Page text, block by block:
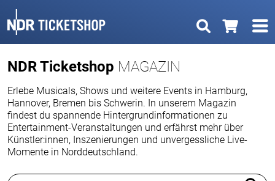
NDR Ticketshop MAGAZIN
Erlebe Musicals, Shows und weitere Events in Hamburg,
Hannover, Bremen bis Schwerin. In unserem Magazin
findest du spannende Hintergrundinformationen zu
Entertainment-Veranstaltungen und erfährst mehr über
Künstler:innen, Inszenierungen und unvergessliche Live-
Momente in Norddeutschland.